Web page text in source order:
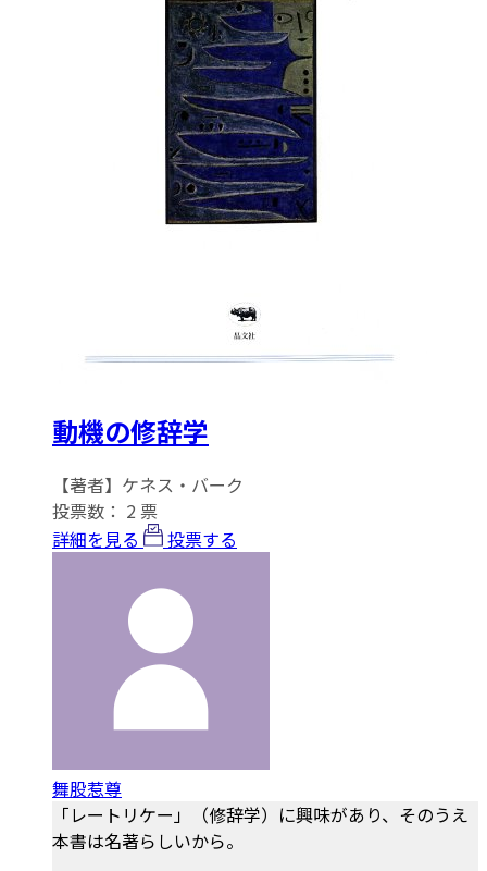
動機の修辞学
【著者】ケネス・バーク
投票数： 2 票
詳細を見る
投票する
舞股惹尊
「レートリケー」（修辞学）に興味があり、そのうえ
本書は名著らしいから。